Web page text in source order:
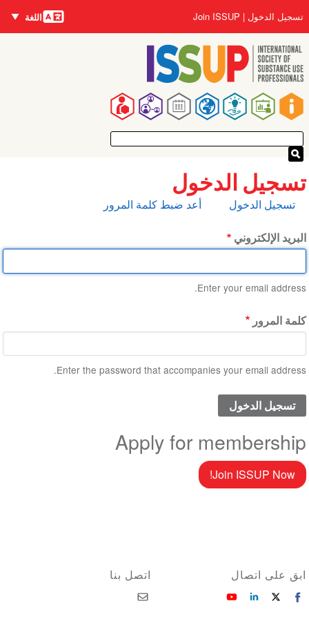
إلى
المحتوى
الرئيسي
Main
navigation
User
account
menu
تسجيل الدخول Join ISSUP اللغات
اللغة
تسجيل الدخول
التبويبات
الأساسية
تسجيل الدخول أعد ضبط كلمة المرور
البريد الإلكتروني
Enter your email address.
كلمة المرور
Enter the password that accompanies your email address.
Apply for membership
Join ISSUP Now!
اتصل بنا ابق على اتصال